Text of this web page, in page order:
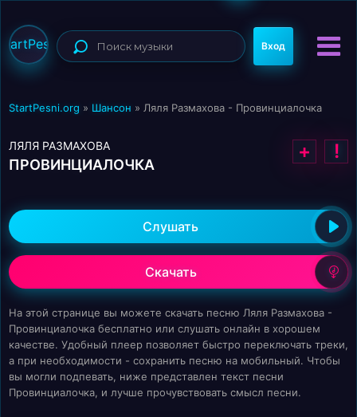
Вход
StartPesni.org » Шансон » Ляля Размахова - Провинциалочка
ЛЯЛЯ РАЗМАХОВА
ПРОВИНЦИАЛОЧКА
+ !
Слушать
Скачать
На этой странице вы можете скачать песню Ляля Размахова -
Провинциалочка бесплатно или слушать онлайн в хорошем
качестве. Удобный плеер позволяет быстро переключать треки,
а при необходимости - сохранить песню на мобильный. Чтобы
вы могли подпевать, ниже представлен текст песни
Провинциалочка, и лучше прочувствовать смысл песни.